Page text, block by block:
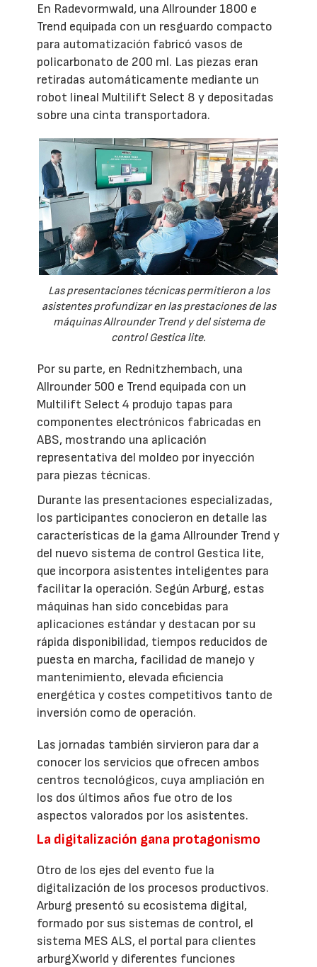
En Radevormwald, una Allrounder 1800 e
Trend equipada con un resguardo compacto
para automatización fabricó vasos de
policarbonato de 200 ml. Las piezas eran
retiradas automáticamente mediante un
robot lineal Multilift Select 8 y depositadas
sobre una cinta transportadora.
Las presentaciones técnicas permitieron a los
asistentes profundizar en las prestaciones de las
máquinas Allrounder Trend y del sistema de
control Gestica lite.
Por su parte, en Rednitzhembach, una
Allrounder 500 e Trend equipada con un
Multilift Select 4 produjo tapas para
componentes electrónicos fabricadas en
ABS, mostrando una aplicación
representativa del moldeo por inyección
para piezas técnicas.
Durante las presentaciones especializadas,
los participantes conocieron en detalle las
características de la gama Allrounder Trend y
del nuevo sistema de control Gestica lite,
que incorpora asistentes inteligentes para
facilitar la operación. Según Arburg, estas
máquinas han sido concebidas para
aplicaciones estándar y destacan por su
rápida disponibilidad, tiempos reducidos de
puesta en marcha, facilidad de manejo y
mantenimiento, elevada eficiencia
energética y costes competitivos tanto de
inversión como de operación.
Las jornadas también sirvieron para dar a
conocer los servicios que ofrecen ambos
centros tecnológicos, cuya ampliación en
los dos últimos años fue otro de los
aspectos valorados por los asistentes.
La digitalización gana protagonismo
Otro de los ejes del evento fue la
digitalización de los procesos productivos.
Arburg presentó su ecosistema digital,
formado por sus sistemas de control, el
sistema MES ALS, el portal para clientes
arburgXworld y diferentes funciones